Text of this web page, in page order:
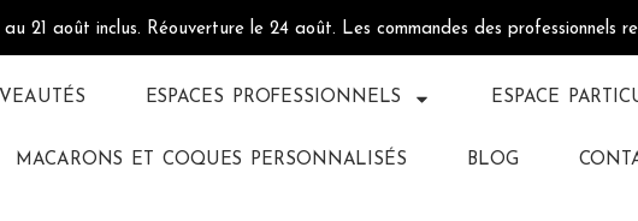
21 août inclus. Réouverture le 24 août. Les commandes des professionnels
ESPACES PROFESSIONNELS ESPACE
MACARONS ET COQUES PERSONNALISÉS BLOG